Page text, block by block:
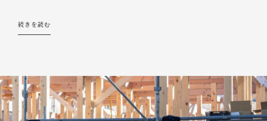
続きを読む